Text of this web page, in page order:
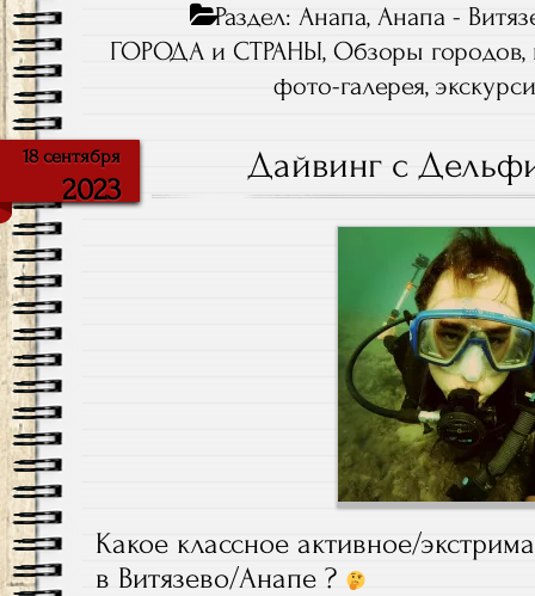
Раздел:Анапа,Анапа -
ГОРОДА и СТРАНЫ,Обзоры городов,
фото-галерея,
18 сентября
2023
Дайвинг с
Какое классное активное/
в Витязево/Анапе ?